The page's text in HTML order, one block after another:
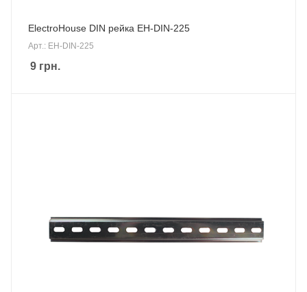
ElectroHouse DIN рейка EH-DIN-225
Арт.: EH-DIN-225
9 грн.